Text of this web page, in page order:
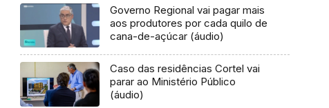
Governo Regional vai pagar mais
aos produtores por cada quilo de
cana-de-açúcar (áudio)
Caso das residências Cortel vai
parar ao Ministério Público
(áudio)